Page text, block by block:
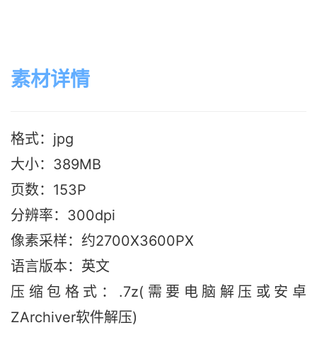
素材详情
格式：jpg
大小：389MB
页数：153P
分辨率：300dpi
像素采样：约2700X3600PX
语言版本：英文
压缩包格式：.7z(需要电脑解压或安卓
ZArchiver软件解压)